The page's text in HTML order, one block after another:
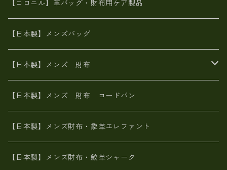
メタリック
革友禅染め
革友禅染め
ポーチ
ヌメ革
革友禅染め
財布ショルダー
ヌメ革
がま口財布
革友禅染め
山羊革
火山灰染め
名刺入れ・キーケース、他
財布・小物
BAG
財布・小物
【コロニル】革バッグ・財布用ケア製品
【日本製】メンズバッグ
【日本製】メンズ 財布
象革エレファント【日本製】メンズ 財布
鮫革シャーク【日本製】メンズ 財布
ブライドルレザー【日本製】メンズ 財布
【日本製】メンズ 財布 コードバン
【日本製】メンズ財布・象革エレファント
【日本製】メンズ財布・鮫革シャーク